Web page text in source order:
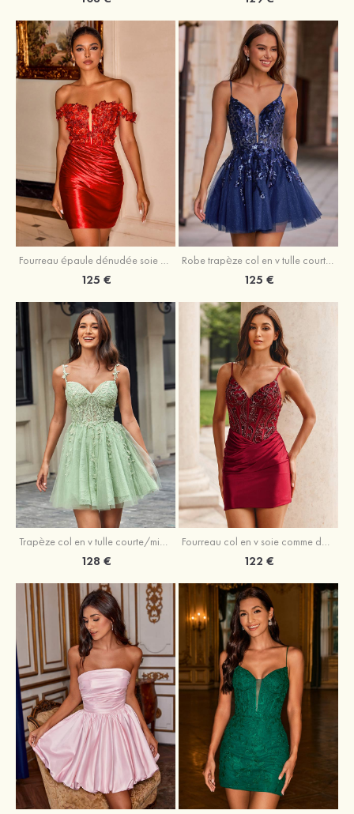
Fourreau épaule dénudée soie comme du satin courte/mini robe de fête de la rentrée
125 €
Robe trapèze col en v tulle courte/mini robe de fête de la rentrée avec poches paillettes
125 €
Trapèze col en v tulle courte/mini robe de fête de la rentrée avec perles
128 €
Fourreau col en v soie comme du satin courte/mini robe de fête de la rentrée avec paillettes
122 €